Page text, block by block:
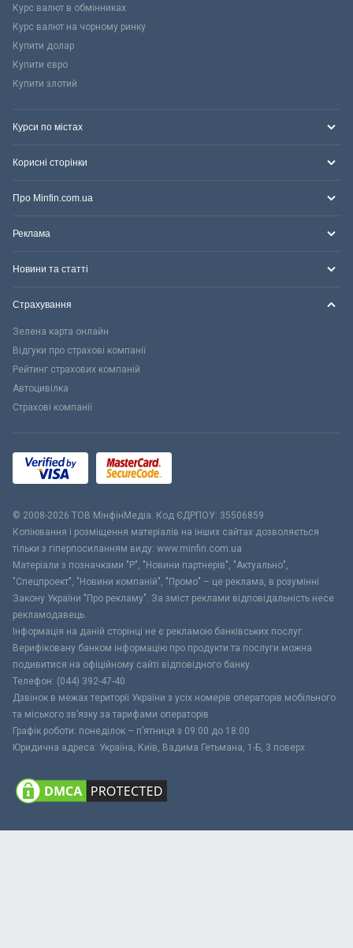
Курс валют в обмінниках
Курс валют на чорному ринку
Купити долар
Купити євро
Купити злотий
Курси по містах
Корисні сторінки
Про Minfin.com.ua
Реклама
Новини та статті
Страхування
Зелена карта онлайн
Відгуки про страхові компанії
Рейтинг страхових компаній
Автоцивілка
Страхові компанії
© 2008-2026 ТОВ МiнфiнМедiа. Код ЄДРПОУ: 35506859
Копіювання і розміщення матеріалів на інших сайтах дозволяється
тільки з гіперпосиланням виду: www.minfin.com.ua
Матеріали з позначками "Р", "Новини партнерів", "Актуально",
"Спецпроект", "Новини компаній", "Промо" – це реклама, в розумінні
Закону України "Про рекламу". За зміст реклами відповідальність несе
рекламодавець.
Інформація на даній сторінці не є рекламою банківських послуг.
Верифіковану банком інформацію про продукти та послуги можна
подивитися на офіційному сайті відповідного банку.
Телефон: (044) 392-47-40
Дзвінок в межах території України з усіх номерів операторів мобільного
та міського зв’язку за тарифами операторів
Графік роботи: понеділок – п’ятниця з 09:00 до 18:00
Юридична адреса: Україна, Київ, Вадима Гетьмана, 1-Б, 3 поверх